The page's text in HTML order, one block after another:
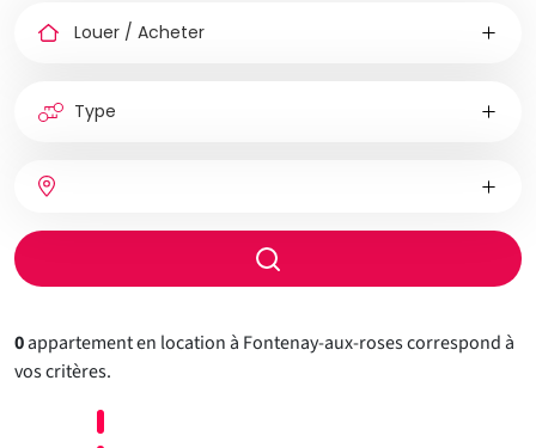
chambres
chauffage
Rayon
de
0appartement en location à Fontenay-aux-roses correspond à
vos critères.